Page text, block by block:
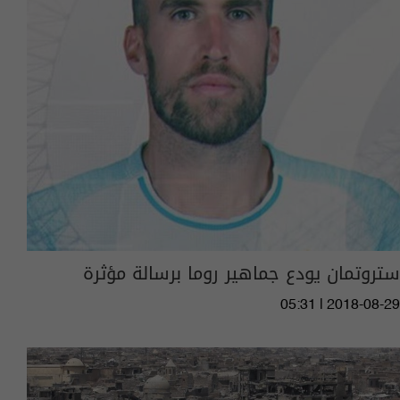
ستروتمان يودع جماهير روما برسالة مؤثرة
05:31 | 2018-08-29